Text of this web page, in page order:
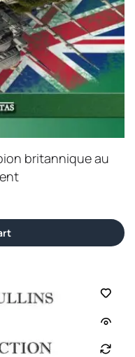
britannique au